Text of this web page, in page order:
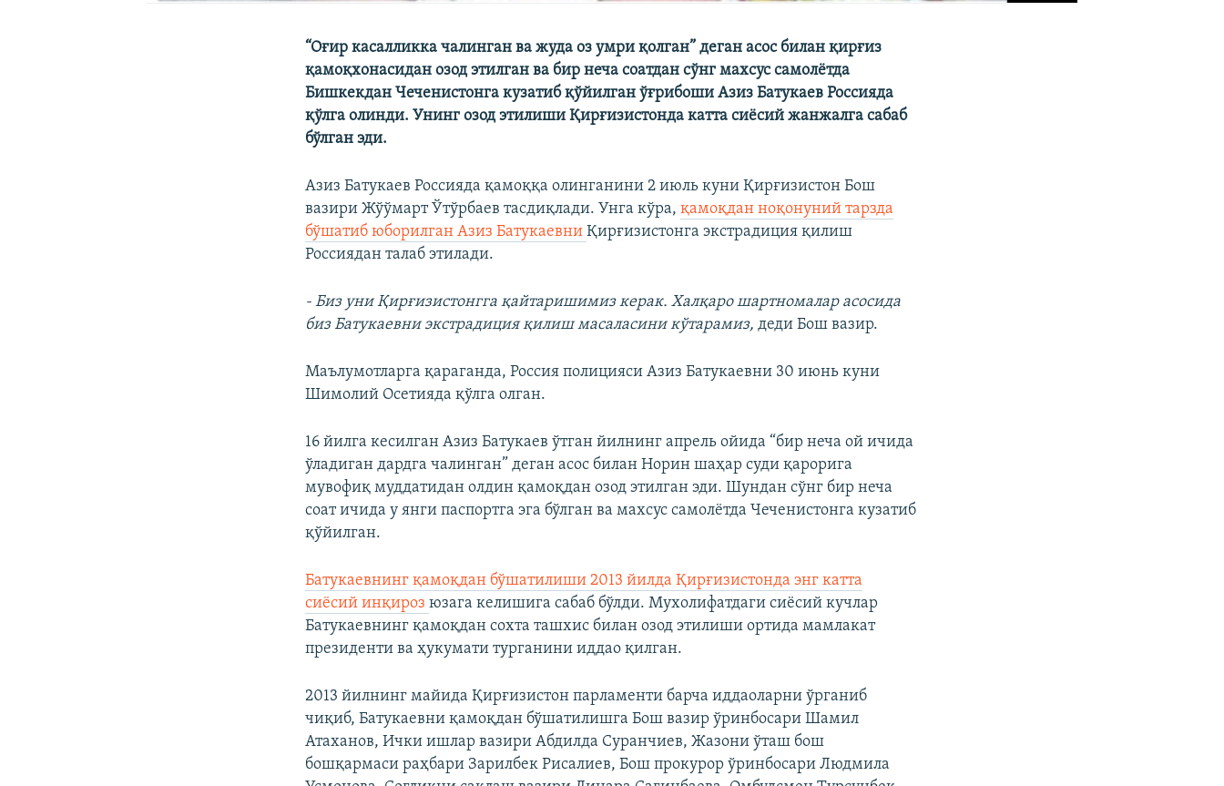
“Оғир касалликка чалинган ва жуда оз умри қолган” деган асос билан қирғиз
қамоқхонасидан озод этилган ва бир неча соатдан сўнг махсус самолётда
Бишкекдан Чеченистонга кузатиб қўйилган ўғрибоши Азиз Батукаев Россияда
қўлга олинди. Унинг озод этилиши Қирғизистонда катта сиёсий жанжалга сабаб
бўлган эди.
Азиз Батукаев Россияда қамоққа олинганини 2 июль куни Қирғизистон Бош
вазири Жўўмарт Ўтўрбаев тасдиқлади. Унга кўра,қамоқдан ноқонуний тарзда
бўшатиб юборилган Азиз БатукаевниҚирғизистонга экстрадиция қилиш
Россиядан талаб этилади.
- Биз уни Қирғизистонгга қайтаришимиз керак. Халқаро шартномалар асосида
биз Батукаевни экстрадиция қилиш масаласини кўтарамиз, деди Бош вазир.
Маълумотларга қараганда, Россия полицияси Азиз Батукаевни 30 июнь куни
Шимолий Осетияда қўлга олган.
16 йилга кесилган Азиз Батукаев ўтган йилнинг апрель ойида “бир неча ой ичида
ўладиган дардга чалинган” деган асос билан Норин шаҳар суди қарорига
мувофиқ муддатидан олдин қамоқдан озод этилган эди. Шундан сўнг бир неча
соат ичида у янги паспортга эга бўлган ва махсус самолётда Чеченистонга кузатиб
қўйилган.
Батукаевнинг қамоқдан бўшатилиши 2013 йилда Қирғизистонда энг катта
сиёсий инқирозюзага келишига сабаб бўлди. Мухолифатдаги сиёсий кучлар
Батукаевнинг қамоқдан сохта ташхис билан озод этилиши ортида мамлакат
президенти ва ҳукумати турганини иддао қилган.
2013 йилнинг майида Қирғизистон парламенти барча иддаоларни ўрганиб
чиқиб, Батукаевни қамоқдан бўшатилишга Бош вазир ўринбосари Шамил
Атаханов, Ички ишлар вазири Абдилда Суранчиев, Жазони ўташ бош
бошқармаси раҳбари Зарилбек Рисалиев, Бош прокурор ўринбосари Людмила